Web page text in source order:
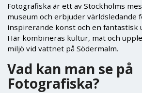
Fotografiska är ett av Stockholms
museum och erbjuder världsledande
inspirerande konst och en fantastisk
Här kombineras kultur, mat och
miljö vid vattnet på Södermalm.
Vad kan man se på
Fotografiska?